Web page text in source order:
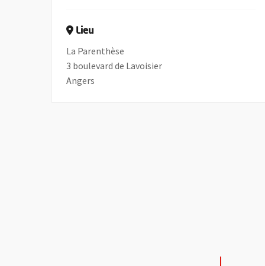
Lieu
La Parenthèse
3 boulevard de Lavoisier
Angers